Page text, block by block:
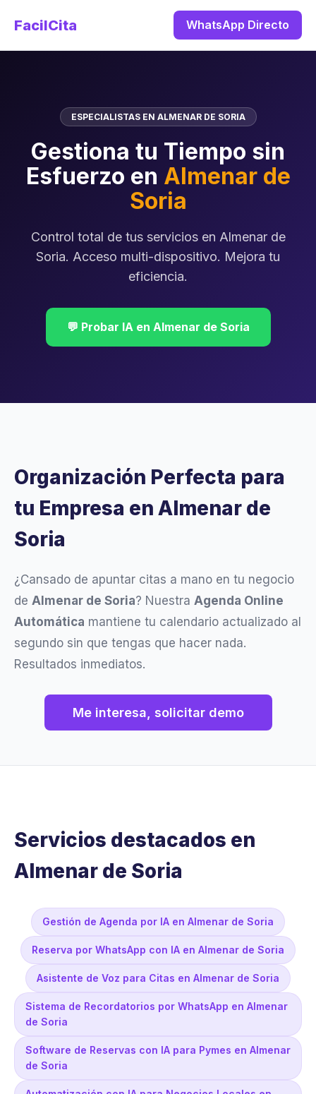
FacilCita WhatsApp Directo
ESPECIALISTAS EN ALMENAR DE SORIA
Gestiona tu Tiempo sin
Esfuerzo en Almenar de
Soria
Control total de tus servicios en Almenar de
Soria. Acceso multi-dispositivo. Mejora tu
eficiencia.
💬 Probar IA en Almenar de Soria
Organización Perfecta para
tu Empresa en Almenar de
Soria
¿Cansado de apuntar citas a mano en tu negocio
de Almenar de Soria? Nuestra Agenda Online
Automática mantiene tu calendario actualizado al
segundo sin que tengas que hacer nada.
Resultados inmediatos.
Me interesa, solicitar demo
Servicios destacados en
Almenar de Soria
Gestión de Agenda por IA en Almenar de Soria
Reserva por WhatsApp con IA en Almenar de Soria
Asistente de Voz para Citas en Almenar de Soria
Sistema de Recordatorios por WhatsApp en Almenar
de Soria
Software de Reservas con IA para Pymes en Almenar
de Soria